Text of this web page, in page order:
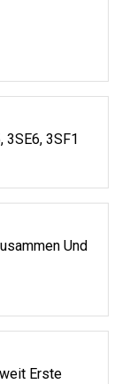
3SF1
Und
Erste